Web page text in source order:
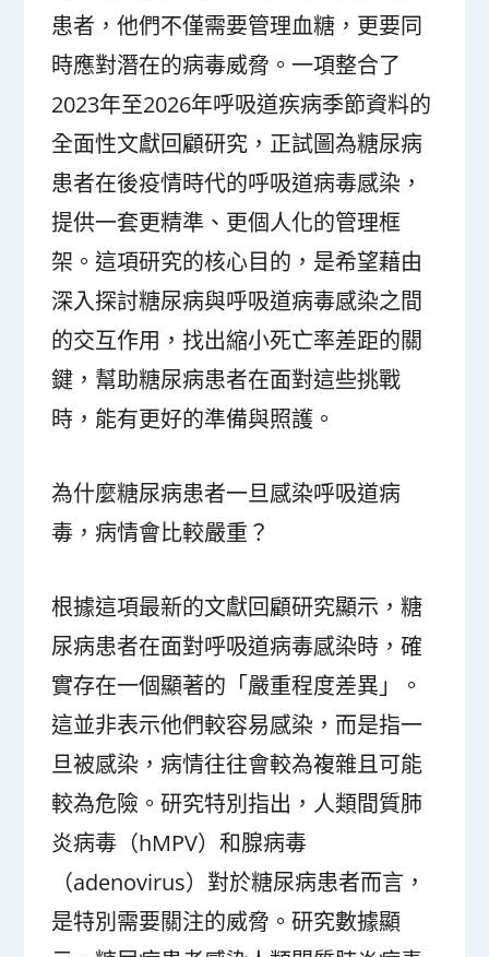
患者，他們不僅需要管理血糖，更要同
時應對潛在的病毒威脅。一項整合了
2023年至2026年呼吸道疾病季節資料的
全面性文獻回顧研究，正試圖為糖尿病
患者在後疫情時代的呼吸道病毒感染，
提供一套更精準、更個人化的管理框
架。這項研究的核心目的，是希望藉由
深入探討糖尿病與呼吸道病毒感染之間
的交互作用，找出縮小死亡率差距的關
鍵，幫助糖尿病患者在面對這些挑戰
時，能有更好的準備與照護。
為什麼糖尿病患者一旦感染呼吸道病
毒，病情會比較嚴重？
根據這項最新的文獻回顧研究顯示，糖
尿病患者在面對呼吸道病毒感染時，確
實存在一個顯著的「嚴重程度差異」。
這並非表示他們較容易感染，而是指一
旦被感染，病情往往會較為複雜且可能
較為危險。研究特別指出，人類間質肺
炎病毒（hMPV）和腺病毒
（adenovirus）對於糖尿病患者而言，
是特別需要關注的威脅。研究數據顯